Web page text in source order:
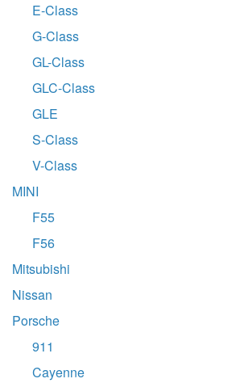
E-Class
G-Class
GL-Class
GLC-Class
GLE
S-Class
V-Class
MINI
F55
F56
Mitsubishi
Nissan
Porsche
911
Cayenne